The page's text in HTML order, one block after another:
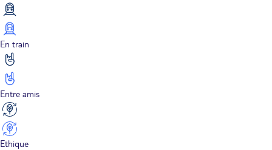
En train
Entre amis
Ethique